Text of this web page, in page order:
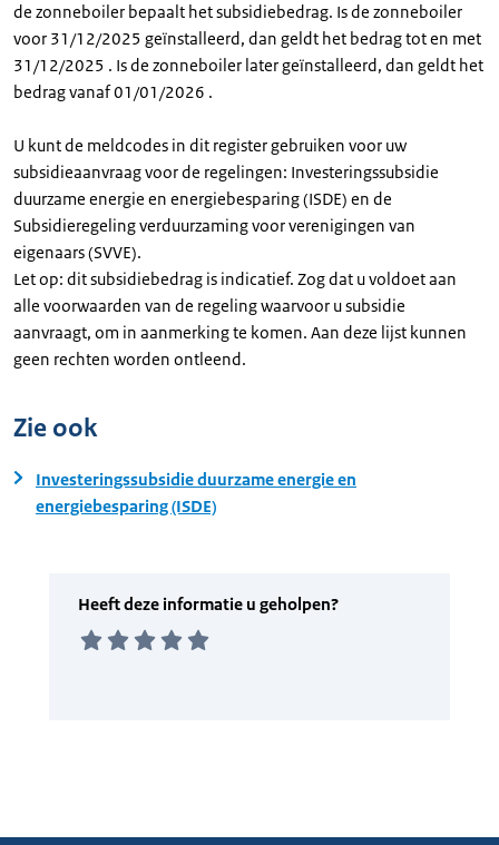
de zonneboiler bepaalt het subsidiebedrag. Is de zonneboiler
voor 31/12/2025 geïnstalleerd, dan geldt het bedrag tot en met
31/12/2025 . Is de zonneboiler later geïnstalleerd, dan geldt het
bedrag vanaf 01/01/2026 .
U kunt de meldcodes in dit register gebruiken voor uw
subsidieaanvraag voor de regelingen: Investeringssubsidie
duurzame energie en energiebesparing (ISDE) en de
Subsidieregeling verduurzaming voor verenigingen van
eigenaars (SVVE).
Let op: dit subsidiebedrag is indicatief. Zog dat u voldoet aan
alle voorwaarden van de regeling waarvoor u subsidie
aanvraagt, om in aanmerking te komen. Aan deze lijst kunnen
geen rechten worden ontleend.
Zie ook
Investeringssubsidie duurzame energie en
energiebesparing (ISDE)